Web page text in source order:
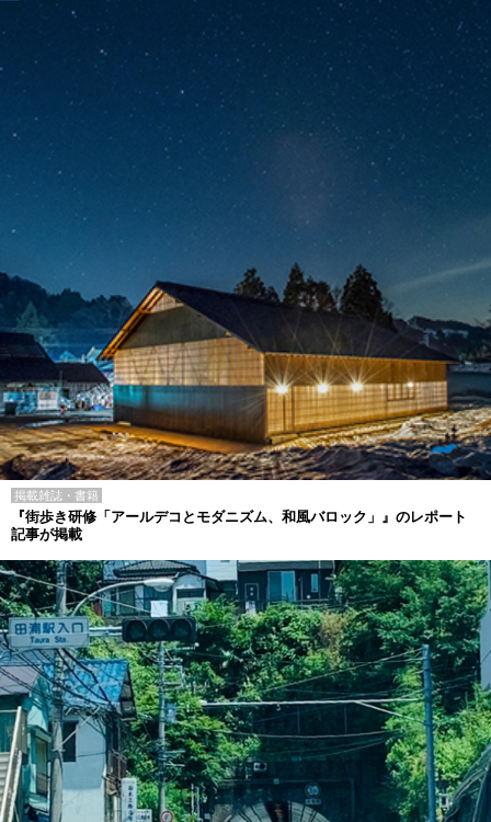
掲載雑誌・書籍
『街歩き研修「アールデコとモダニズム、和風バロック」』のレポート
記事が掲載